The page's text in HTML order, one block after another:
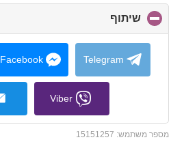
שיתוף
to
collapse
contents
Telegram
Facebook
Viber
מספר משתמש: 15151257